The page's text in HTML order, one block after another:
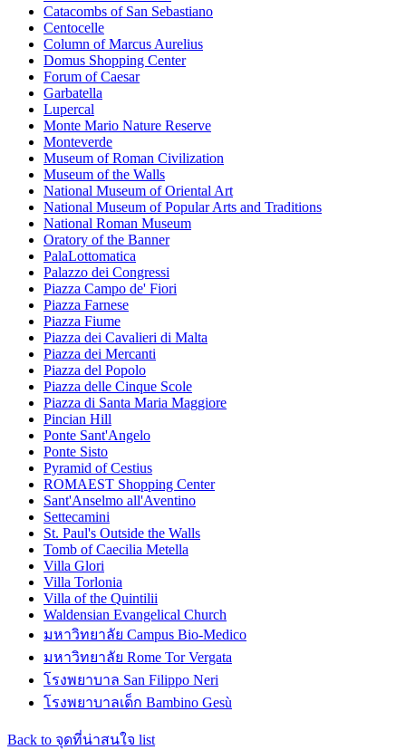
Catacombs of San Sebastiano
Centocelle
Column of Marcus Aurelius
Domus Shopping Center
Forum of Caesar
Garbatella
Lupercal
Monte Mario Nature Reserve
Monteverde
Museum of Roman Civilization
Museum of the Walls
National Museum of Oriental Art
National Museum of Popular Arts and Traditions
National Roman Museum
Oratory of the Banner
PalaLottomatica
Palazzo dei Congressi
Piazza Campo de' Fiori
Piazza Farnese
Piazza Fiume
Piazza dei Cavalieri di Malta
Piazza dei Mercanti
Piazza del Popolo
Piazza delle Cinque Scole
Piazza di Santa Maria Maggiore
Pincian Hill
Ponte Sant'Angelo
Ponte Sisto
Pyramid of Cestius
ROMAEST Shopping Center
Sant'Anselmo all'Aventino
Settecamini
St. Paul's Outside the Walls
Tomb of Caecilia Metella
Villa Glori
Villa Torlonia
Villa of the Quintilii
Waldensian Evangelical Church
มหาวิทยาลัย Campus Bio-Medico
มหาวิทยาลัย Rome Tor Vergata
โรงพยาบาล San Filippo Neri
โรงพยาบาลเด็ก Bambino Gesù
Back to จุดที่น่าสนใจ list